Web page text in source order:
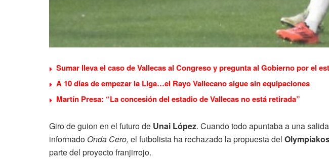
Sumar lleva el caso de Vallecas al Congreso y pregunta al Gobierno por el
A 10 días de empezar la Liga…el Rayo Vallecano sigue sin equipaciones
Martín Presa: “La concesión del estadio de Vallecas no está retirada”
Giro de guion en el futuro de Unai López. Cuando todo apuntaba a una
informado Onda Cero, el futbolista ha rechazado la propuesta del
parte del proyecto franjirrojo.